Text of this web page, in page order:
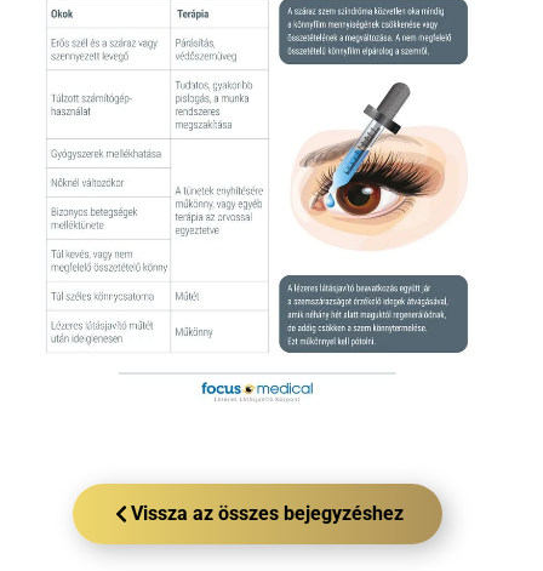
Vissza az összes bejegyzéshez